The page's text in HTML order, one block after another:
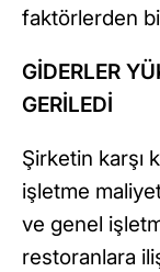
faktörlerden
GİDERLER
GERİLEDİ
Şirketin karşı
işletme
ve genel
restoranlara